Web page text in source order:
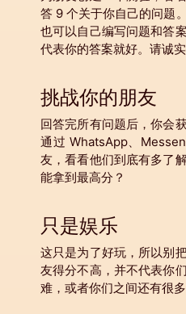
答 9 个关于你自己的问题
也可以自己编写问题和答
代表你的答案就好。请诚实
挑战你的朋友
回答完所有问题后，你会
通过 WhatsApp、
友，看看他们到底有多了
能拿到最高分？
只是娱乐
这只是为了好玩，所以别
友得分不高，并不代表你
难，或者你们之间还有很